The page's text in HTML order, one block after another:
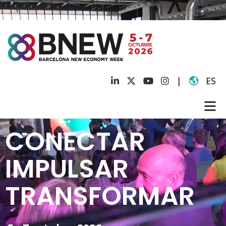
| ES
CONECTAR
IMPULSAR
TRANSFORMAR